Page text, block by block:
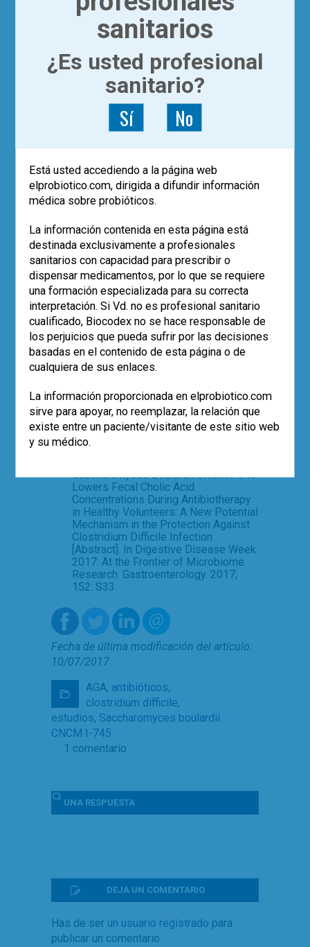
concentración de ácido cólico (ácido biliar
primario) que el grupo de antibiótico solo.
Estos hallazgos aportan nuevos datos en
humanos sobre un mecanismo potencial
para prevenir la infección por
inducida por antibióticos , y destacan la
S. boulardii
CNCM I-745 para
ácidos biliares durante el tratamiento con
antibióticos.
Jump RL, Pultz MJ, Donskey CJ.
Vegetative Clostridium difficile
survives in room air on moist surfaces
and in gastric contents with reduced
acidity: a potential mechanism to
explain the association between
proton pump inhibitors and C. difficile-
associated diarrhea? Antimicrob
Agents Chemother. 2007; 51: 2883-7.
Lawley TD, Croucher NJ, Yu L, Clare S,
Proteomic and genomic
characterization of highly infectious
Clostridium difficile 630 spores. J
Bacteriol. 2009; 191: 5377-86..
Duboc H, Kabbani T, Nguyen CC, Pallav
Saccharomyces Boulardii CNCM I-745
Lowers Fecal Cholic Acid
Concentrations During Antibiotherapy
in Healthy Volunteers: A New Potential
Mechanism in the Protection Against
Clostridium Difficile Infection
[Abstract]. In Digestive Disease Week
2017: At the Frontier of Microbiome
Research. Gastroenterology. 2017;
152: S33.
Fecha de última modificación del artículo:
10/07/2017
AGA, antibióticos,
clostridium difficile,
estudios, Saccharomyces boulardii
CNCM I-745
1 comentario
UNA RESPUESTA
DEJA UN COMENTARIO
Has de ser un usuario registrado para
publicar un comentario.
sanitarios
¿Es usted profesional
sanitario?
Sí No
Está usted accediendo a la página web
elprobiotico.com, dirigida a difundir información
médica sobre probióticos.
La información contenida en esta página está
destinada exclusivamente a profesionales
sanitarios con capacidad para prescribir o
dispensar medicamentos, por lo que se requiere
una formación especializada para su correcta
interpretación. Si Vd. no es profesional sanitario
cualificado, Biocodex no se hace responsable de
los perjuicios que pueda sufrir por las decisiones
basadas en el contenido de esta página o de
cualquiera de sus enlaces.
La información proporcionada en elprobiotico.com
sirve para apoyar, no reemplazar, la relación que
existe entre un paciente/visitante de este sitio web
y su médico.